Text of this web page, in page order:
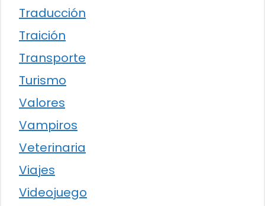
Traducción
Traición
Transporte
Turismo
Valores
Vampiros
Veterinaria
Viajes
Videojuego